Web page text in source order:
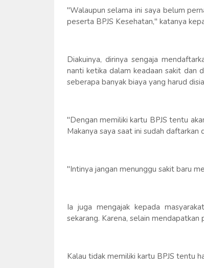
"Walaupun selama ini saya belum
peserta BPJS Kesehatan," katanya
Diakuinya, dirinya sengaja
nanti ketika dalam keadaan sakit dan
seberapa banyak biaya yang harud
"Dengan memiliki kartu BPJS tentu
Makanya saya saat ini sudah daftarkan
"Intinya jangan menunggu sakit baru
Ia juga mengajak kepada
sekarang. Karena, selain
Kalau tidak memiliki kartu BPJS tentu